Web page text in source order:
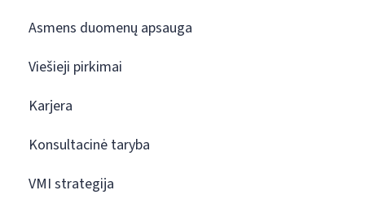
Asmens duomenų apsauga
Viešieji pirkimai
Karjera
Konsultacinė taryba
VMI strategija